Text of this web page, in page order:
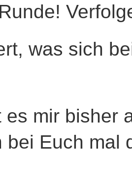
was sich
es mir bisher
bei Euch mal